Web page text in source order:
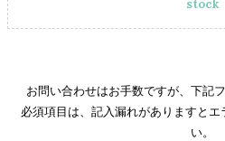
stock
お問い合わせはお手数ですが、下記
必須項目は、記入漏れがありますと
い。